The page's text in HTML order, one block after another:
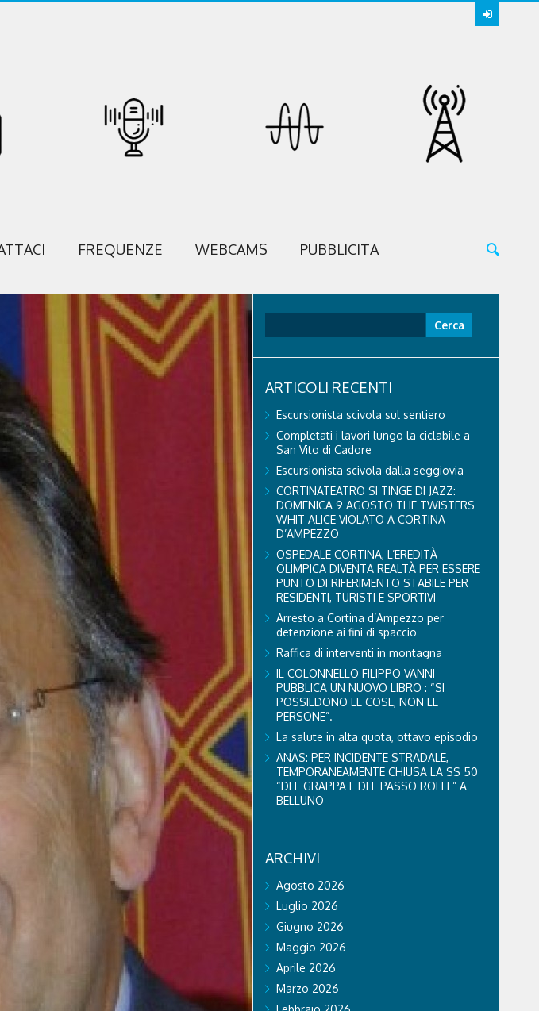
FREQUENZE WEBCAMS PUBBLICITA
ARTICOLI RECENTI
Escursionista scivola sul sentiero
Completati i lavori lungo la ciclabile a
San Vito di Cadore
Escursionista scivola dalla seggiovia
CORTINATEATRO SI TINGE DI JAZZ:
DOMENICA 9 AGOSTO THE TWISTERS
WHIT ALICE VIOLATO A CORTINA
D’AMPEZZO
OSPEDALE CORTINA, L’EREDITÀ
OLIMPICA DIVENTA REALTÀ PER ESSERE
PUNTO DI RIFERIMENTO STABILE PER
RESIDENTI, TURISTI E SPORTIVI
Arresto a Cortina d’Ampezzo per
detenzione ai fini di spaccio
Raffica di interventi in montagna
IL COLONNELLO FILIPPO VANNI
PUBBLICA UN NUOVO LIBRO : “SI
POSSIEDONO LE COSE, NON LE
PERSONE”.
La salute in alta quota, ottavo episodio
ANAS: PER INCIDENTE STRADALE,
TEMPORANEAMENTE CHIUSA LA SS 50
“DEL GRAPPA E DEL PASSO ROLLE” A
BELLUNO
ARCHIVI
Agosto 2026
Luglio 2026
Giugno 2026
Maggio 2026
Aprile 2026
Marzo 2026